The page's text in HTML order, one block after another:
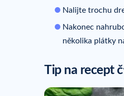
Nalijte trochu
Nakonec
několika plátky
Tip na recept č